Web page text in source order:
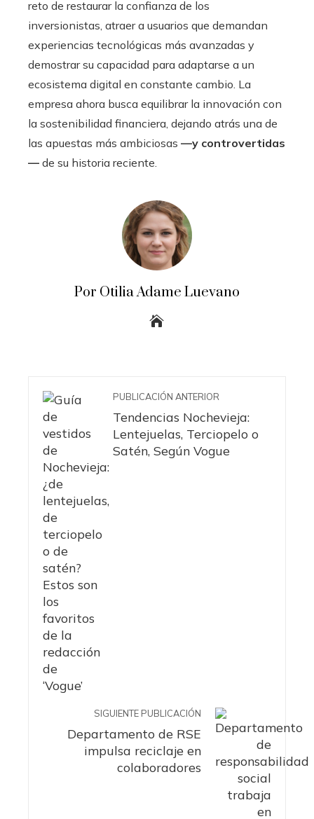
reto de restaurar la confianza de los
inversionistas, atraer a usuarios que demandan
experiencias tecnológicas más avanzadas y
demostrar su capacidad para adaptarse a un
ecosistema digital en constante cambio. La
empresa ahora busca equilibrar la innovación con
la sostenibilidad financiera, dejando atrás una de
las apuestas más ambiciosas —y controvertidas
— de su historia reciente.
Por Otilia Adame Luevano
PUBLICACIÓN ANTERIOR
Tendencias Nochevieja:
Lentejuelas, Terciopelo o
Satén, Según Vogue
SIGUIENTE PUBLICACIÓN
Departamento de RSE
impulsa reciclaje en
colaboradores